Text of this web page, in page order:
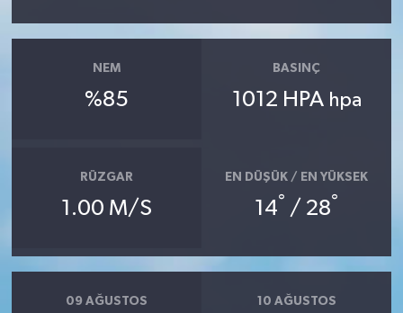
NEM
%85
BASINÇ
1012 HPA hpa
RÜZGAR
1.00 M/S
EN DÜŞÜK / EN YÜKSEK
14° / 28°
09 AĞUSTOS 10 AĞUSTOS